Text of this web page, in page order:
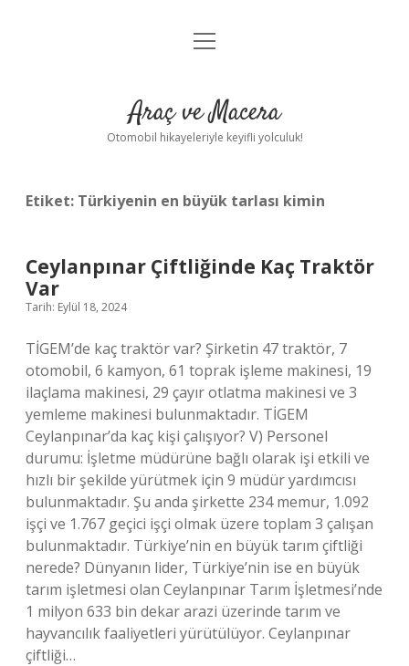
Anasayfa
Yasal Uyarı
menüyü
Araç ve Macera
Otomobil hikayeleriyle keyifli yolculuk!
Etiket: Türkiyenin en büyük tarlası kimin
Ceylanpınar Çiftliğinde Kaç Traktör
Var
Tarih: Eylül 18, 2024
TİGEM’de kaç traktör var? Şirketin 47 traktör, 7
otomobil, 6 kamyon, 61 toprak işleme makinesi, 19
ilaçlama makinesi, 29 çayır otlatma makinesi ve 3
yemleme makinesi bulunmaktadır. TİGEM
Ceylanpınar’da kaç kişi çalışıyor? V) Personel
durumu: İşletme müdürüne bağlı olarak işi etkili ve
hızlı bir şekilde yürütmek için 9 müdür yardımcısı
bulunmaktadır. Şu anda şirkette 234 memur, 1.092
işçi ve 1.767 geçici işçi olmak üzere toplam 3 çalışan
bulunmaktadır. Türkiye’nin en büyük tarım çiftliği
nerede? Dünyanın lider, Türkiye’nin ise en büyük
tarım işletmesi olan Ceylanpınar Tarım İşletmesi’nde
1 milyon 633 bin dekar arazi üzerinde tarım ve
hayvancılık faaliyetleri yürütülüyor. Ceylanpınar
çiftliği…